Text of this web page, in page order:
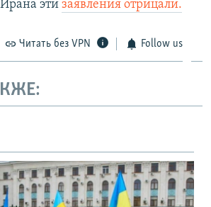
эти заявления отрицали.
Читать без VPN Follow us